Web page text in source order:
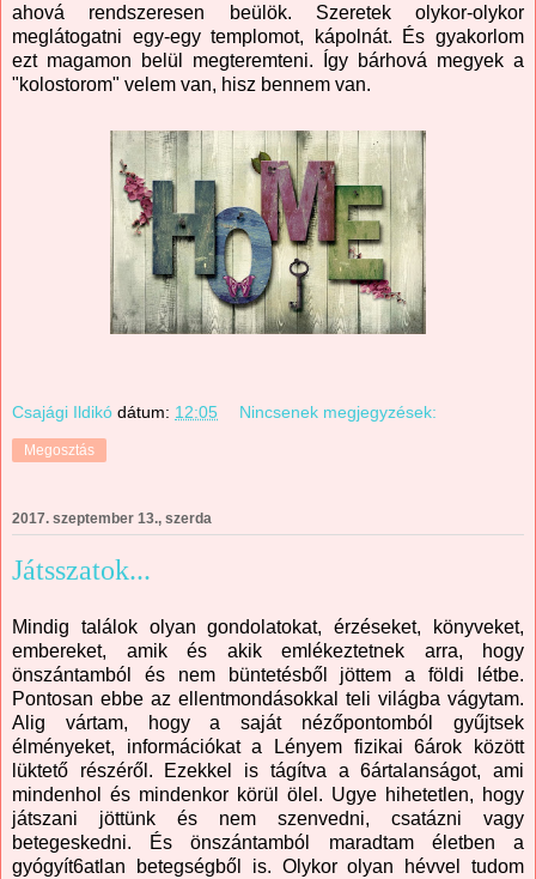
ahová rendszeresen beülök. Szeretek olykor-olykor
meglátogatni egy-egy templomot, kápolnát. És gyakorlom
ezt magamon belül megteremteni. Így bárhová megyek a
"kolostorom" velem van, hisz bennem van.
Csajági Ildikó dátum: 12:05 Nincsenek megjegyzések:
Megosztás
2017. szeptember 13., szerda
Játsszatok...
Mindig találok olyan gondolatokat, érzéseket, könyveket,
embereket, amik és akik emlékeztetnek arra, hogy
önszántamból és nem büntetésből jöttem a földi létbe.
Pontosan ebbe az ellentmondásokkal teli világba vágytam.
Alig vártam, hogy a saját nézőpontomból gyűjtsek
élményeket, információkat a Lényem fizikai 6árok között
lüktető részéről. Ezekkel is tágítva a 6ártalanságot, ami
mindenhol és mindenkor körül ölel. Ugye hihetetlen, hogy
játszani jöttünk és nem szenvedni, csatázni vagy
betegeskedni. És önszántamból maradtam életben a
gyógyít6atlan betegségből is. Olykor olyan hévvel tudom